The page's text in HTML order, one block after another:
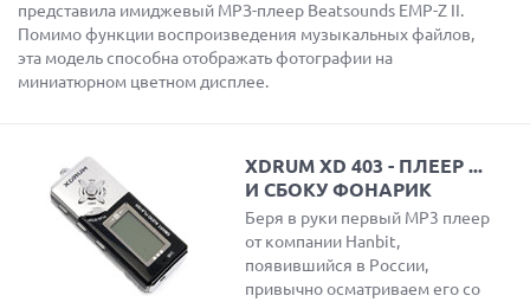
представила имиджевый МРЗ-плеер Beatsounds EMP-Z II.
Помимо функции воспроизведения музыкальных файлов,
эта модель способна отображать фотографии на
миниатюрном цветном дисплее.
XDRUM XD 403 - ПЛЕЕР ...
И СБОКУ ФОНАРИК
Беря в руки первый МР3 плеер
от компании Hanbit,
появившийся в России,
привычно осматриваем его со